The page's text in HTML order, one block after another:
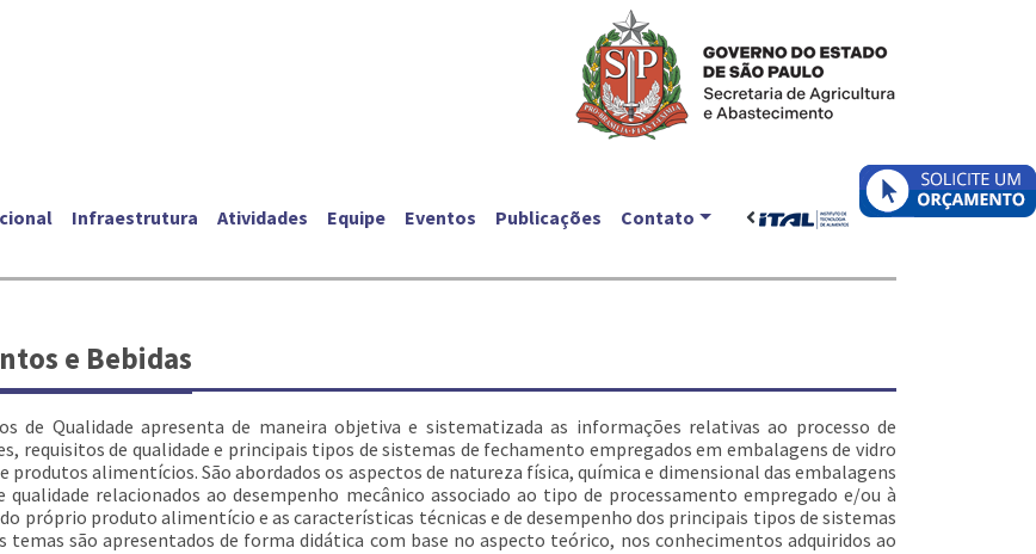
Infraestrutura Atividades Equipe Eventos Publicações Contato
e Bebidas
de Qualidade apresenta de maneira objetiva e sistematizada as informações relativas ao processo de
requisitos de qualidade e principais tipos de sistemas de fechamento empregados em embalagens de vidro
produtos alimentícios. São abordados os aspectos de natureza física, química e dimensional das embalagens
qualidade relacionados ao desempenho mecânico associado ao tipo de processamento empregado e/ou à
próprio produto alimentício e as características técnicas e de desempenho dos principais tipos de sistemas
temas são apresentados de forma didática com base no aspecto teórico, nos conhecimentos adquiridos ao